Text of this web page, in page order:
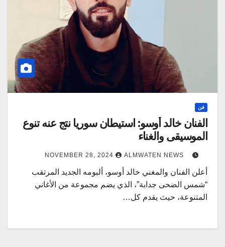
فن
الفنان خالد أوسو: استيطان سوريا نتج عنه تنوع
الموسيقى والغناء
NOVEMBER 28, 2024 ALMWATEN NEWS
أعلن الفنان والمغني خالد أوسو، ألبومه الجديد المرتقب
“شمس الضحى جدابة”، الذي يضم مجموعة من الأغاني
المتنوعة، حيث يقدم كل…